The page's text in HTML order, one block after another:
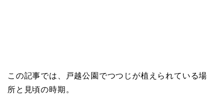
この記事では、戸越公園でつつじが植えられている場
所と見頃の時期。